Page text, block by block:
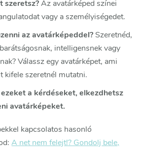
szeretsz?Az avatárképed színei
vagy a személyiségedet.
az avatárképeddel?Szeretnéd,
intelligensnek vagy
Válassz egy avatárképet, ami
kifele szeretnél mutatni.
a kérdéseket, elkezdhetsz
avatárképeket.
kapcsolatos hasonló
A net nem felejt!? Gondolj bele,